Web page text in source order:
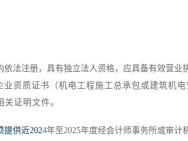
法注册，具有独立法人资格，应具备有效营业
业资质证书（机电工程施工总承包或建筑机
关证明文件。
提供近2024年至2025年度经会计师事务所或审计